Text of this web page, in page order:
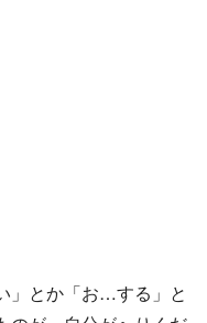
」とか「お…する」と